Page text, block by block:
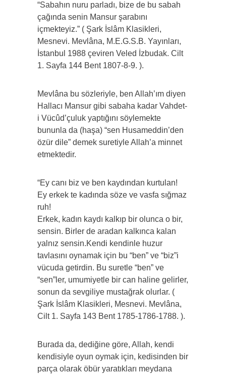
“Sabahın nuru parladı, bize de bu sabah
çağında senin Mansur şarabını
içmekteyiz.” ( Şark İslâm Klasikleri,
Mesnevi. Mevlâna, M.E.G.S.B. Yayınları,
İstanbul 1988 çeviren Veled İzbudak. Cilt
1. Sayfa 144 Bent 1807-8-9. ).
Mevlâna bu sözleriyle, ben Allah’ım diyen
Hallacı Mansur gibi sabaha kadar Vahdet-
i Vücûd’çuluk yaptığını söylemekte
bununla da (haşa) “sen Husameddin’den
özür dile” demek suretiyle Allah’a minnet
etmektedir.
“Ey canı biz ve ben kaydından kurtulan!
Ey erkek te kadında söze ve vasfa sığmaz
ruh!
Erkek, kadın kaydı kalkıp bir olunca o bir,
sensin. Birler de aradan kalkınca kalan
yalnız sensin.Kendi kendinle huzur
tavlasını oynamak için bu “ben” ve “biz”i
vücuda getirdin. Bu suretle “ben” ve
“sen”ler, umumiyetle bir can haline gelirler,
sonun da sevgiliye mustağrak olurlar. (
Şark İslâm Klasikleri, Mesnevi. Mevlâna,
Cilt 1. Sayfa 143 Bent 1785-1786-1788. ).
Burada da, dediğine göre, Allah, kendi
kendisiyle oyun oymak için, kedisinden bir
parça olarak öbür yaratıkları meydana